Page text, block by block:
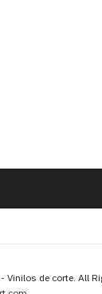
de corte. All